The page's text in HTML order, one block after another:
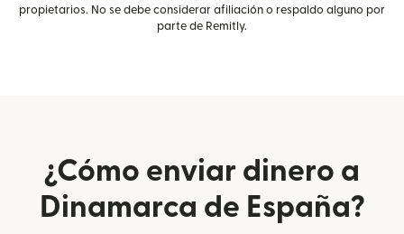
propietarios. No se debe considerar afiliación o respaldo alguno por
parte de Remitly.
¿Cómo enviar dinero a
Dinamarca de España?